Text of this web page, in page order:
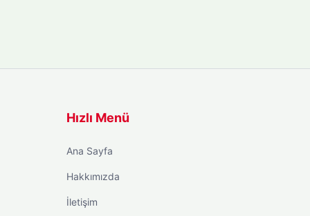
Hızlı Menü
Ana Sayfa
Hakkımızda
İletişim